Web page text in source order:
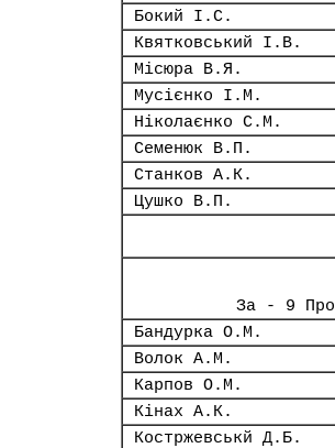
Бокий І.С.
Квятковський І.В.
Місюра В.Я.
Мусієнко І.М.
Ніколаєнко С.М.
Семенюк В.П.
Станков А.К.
Цушко В.П.
За - 9
Бандурка О.М.
Волок А.М.
Карпов О.М.
Кінах А.К.
Костржевськй Д.Б.